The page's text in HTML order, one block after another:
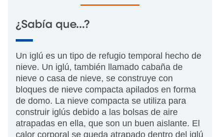
¿Sabía que...?
Un iglú es un tipo de refugio temporal hecho de
nieve. Un iglú, también llamado cabaña de
nieve o casa de nieve, se construye con
bloques de nieve compacta apilados en forma
de domo. La nieve compacta se utiliza para
construir iglús debido a las bolsas de aire
atrapadas en ella, que son un buen aislante. El
calor corporal se queda atrapado dentro del iglú